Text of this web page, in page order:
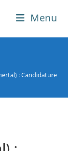
Menu
: Candidature